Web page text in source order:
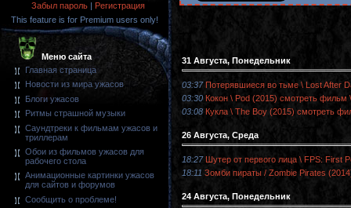
Забыл пароль | Регистрация
This feature is for Premium users only!
Меню сайта
Главная страница
Новости из мира ужасов
Блоги ужасов
Ритмы страшной музыки
Саундтреки к фильмам ужасов и
триллерам
Обои из фильмов ужасов для
рабочего стола
Анимационные картинки ужасов
для сайтов и форумов
Сообщить о проблеме!
31 Августа, Понедельник
03:37 Потерявшиеся во тьме \ Lost After
03:30 Кокон \ Pod (2015) смотреть фильм
03:08 Кукла \ The Boy (2015) смотреть
26 Августа, Среда
18:27 Шутер от первого лица \ FPS: First
18:11 Зомби пираты / Zombie Pirates
24 Августа, Понедельник